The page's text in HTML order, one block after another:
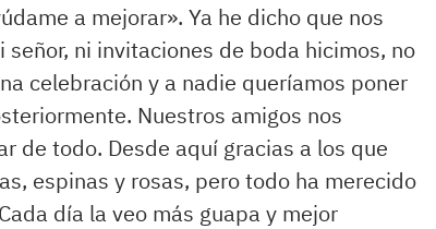
a mejorar». Ya he dicho que nos
ni invitaciones de boda hicimos, no
celebración y a nadie queríamos poner
Nuestros amigos nos
de todo. Desde aquí gracias a los que
espinas y rosas, pero todo ha merecido
día la veo más guapa y mejor